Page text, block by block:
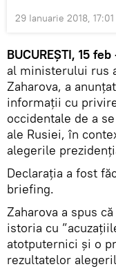
29 Ianuarie 2018, 17:01
BUCUREȘTI, 15
al ministerului rus
Zaharova, a
informații cu
occidentale de a
ale Rusiei, în
alegerile
Declarația a fost
briefing.
Zaharova a spus
istoria cu
atotputernici și o
rezultatelor